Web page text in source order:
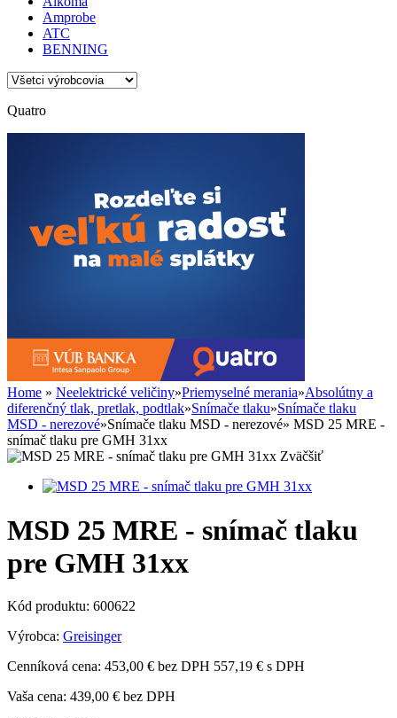
Amprobe
ATC
BENNING
Quatro
Home » Neelektrické veličiny»Priemyselné merania»Absolútny a
diferenčný tlak, pretlak, podtlak»Snímače tlaku»Snímače tlaku
MSD - nerezové»Snímače tlaku MSD - nerezové» MSD 25 MRE -
snímač tlaku pre GMH 31xx
Zväčšiť
MSD 25 MRE - snímač tlaku
pre GMH 31xx
Kód produktu: 600622
Výrobca: Greisinger
Cenníková cena: 453,00 € bez DPH 557,19 € s DPH
Vaša cena: 439,00 € bez DPH